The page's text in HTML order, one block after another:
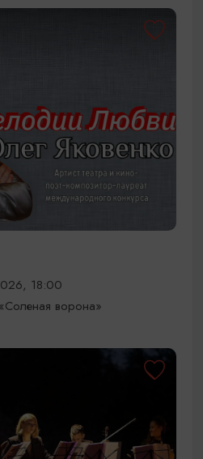
18:00
ворона»